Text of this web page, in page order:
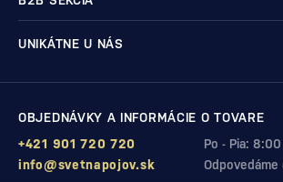
UNIKÁTNE U NÁS
OBJEDNÁVKY A INFORMÁCIE O TOVARE
Po - Pia:
+421 901 720 720
info@svetnapojov.sk